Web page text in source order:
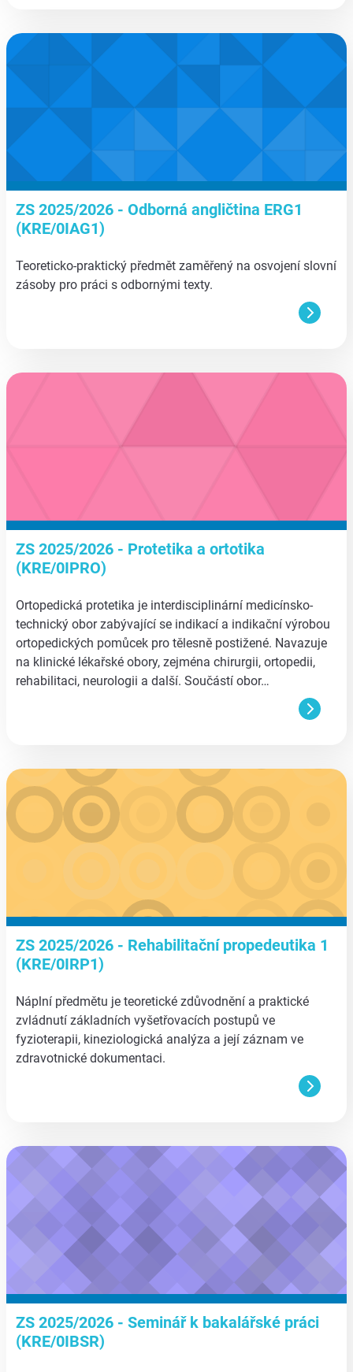
aa
ZS 2025/2026 - Odborná angličtina ERG1
(KRE/0IAG1)
Teoreticko-praktický předmět zaměřený na osvojení slovní
zásoby pro práci s odbornými texty.
aa
ZS 2025/2026 - Protetika a ortotika
(KRE/0IPRO)
Ortopedická protetika je interdisciplinární medicínsko-
technický obor zabývající se indikací a indikační výrobou
ortopedických pomůcek pro tělesně postižené. Navazuje
na klinické lékařské obory, zejména chirurgii, ortopedii,
rehabilitaci, neurologii a další. Součástí obor…
aa
ZS 2025/2026 - Rehabilitační propedeutika 1
(KRE/0IRP1)
Náplní předmětu je teoretické zdůvodnění a praktické
zvládnutí základních vyšetřovacích postupů ve
fyzioterapii, kineziologická analýza a její záznam ve
zdravotnické dokumentaci.
aa
ZS 2025/2026 - Seminář k bakalářské práci
(KRE/0IBSR)